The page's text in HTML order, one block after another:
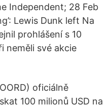
Independent; 28 Feb
Lewis Dunk left Na
prohlášení s 10
neměli své akcie
oficiálně
100 milionů USD na